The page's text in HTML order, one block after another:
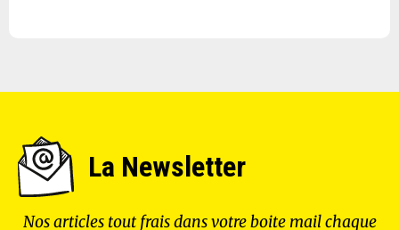
La Newsletter
Nos articles tout frais dans votre boite mail chaque